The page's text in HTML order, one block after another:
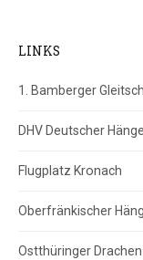
LINKS
1. Bamberger
DHV Deutscher
Flugplatz Kronach
Oberfränkischer
Ostthüringer